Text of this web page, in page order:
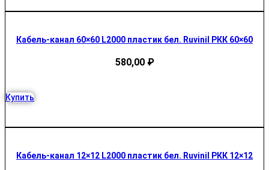
Кабель-канал 60×60 L2000 пластик бел. Ruvinil РКК 60×60
580,00 ₽
Купить
Кабель-канал 12×12 L2000 пластик бел. Ruvinil РКК 12×12